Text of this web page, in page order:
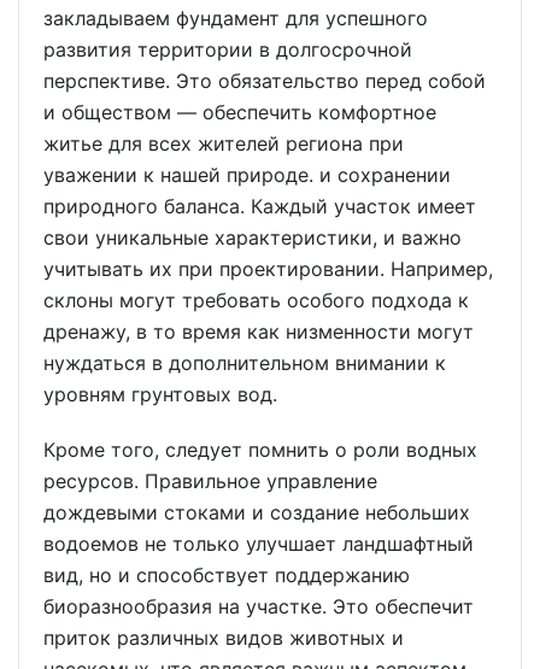
закладываем фундамент для успешного
развития территории в долгосрочной
перспективе. Это обязательство перед собой
и обществом — обеспечить комфортное
житье для всех жителей региона при
уважении к нашей природе. и сохранении
природного баланса. Каждый участок имеет
свои уникальные характеристики, и важно
учитывать их при проектировании. Например,
склоны могут требовать особого подхода к
дренажу, в то время как низменности могут
нуждаться в дополнительном внимании к
уровням грунтовых вод.
Кроме того, следует помнить о роли водных
ресурсов. Правильное управление
дождевыми стоками и создание небольших
водоемов не только улучшает ландшафтный
вид, но и способствует поддержанию
биоразнообразия на участке. Это обеспечит
приток различных видов животных и